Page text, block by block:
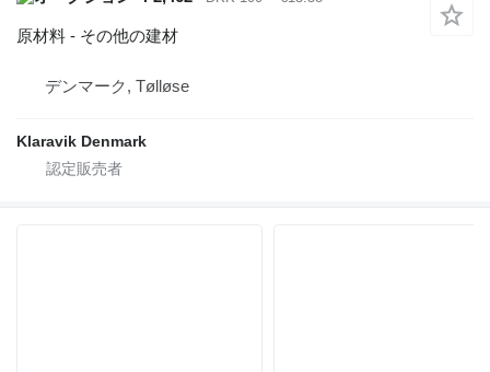
原材料 - その他の建材
デンマーク, Tølløse
Klaravik Denmark